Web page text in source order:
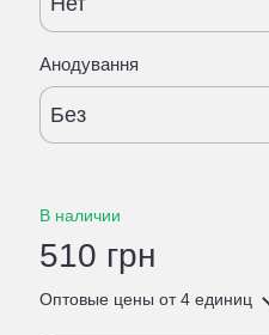
Анодування
Без
В наличии
510 грн
Оптовые цены от 4 единиц